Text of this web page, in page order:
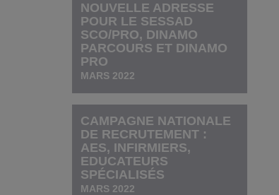
NOUVELLE ADRESSE
POUR LE SESSAD
SCO/PRO, DINAMO
PARCOURS ET DINAMO
PRO
MARS 2022
CAMPAGNE NATIONALE
DE RECRUTEMENT :
AES, INFIRMIERS,
EDUCATEURS
SPÉCIALISÉS
MARS 2022